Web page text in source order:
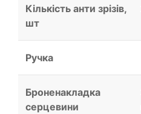
Кількість анти зрізів,
шт
Ручка
Броненакладка
серцевини